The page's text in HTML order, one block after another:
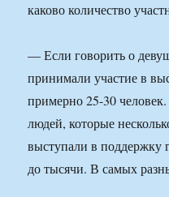
каково количество
— Если говорить о
принимали участие в
примерно 25-30
людей, которые
выступали в поддержку
до тысячи. В самых